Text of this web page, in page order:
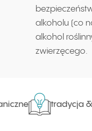
alkoholu (co
alkohol
zwierzęcego.
tradycja